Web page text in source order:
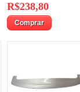
R$238,80
Comprar